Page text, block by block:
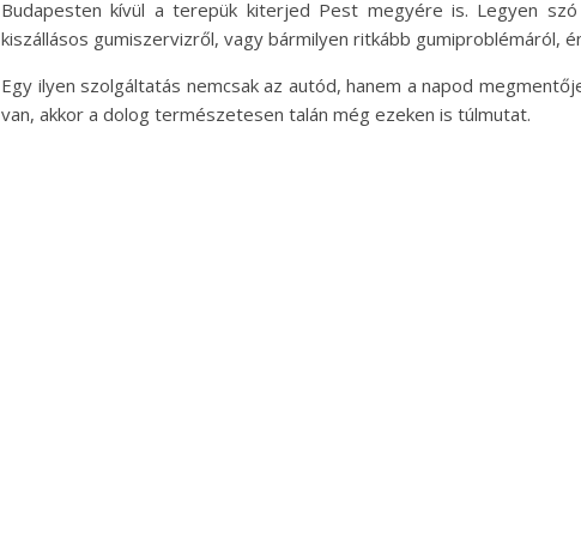
Budapesten kívül a terepük kiterjed Pest megyére is. Legyen
kiszállásos gumiszervizről, vagy bármilyen ritkább gumiproblémáról,
Egy ilyen szolgáltatás nemcsak az autód, hanem a napod
van, akkor a dolog természetesen talán még ezeken is túlmutat.